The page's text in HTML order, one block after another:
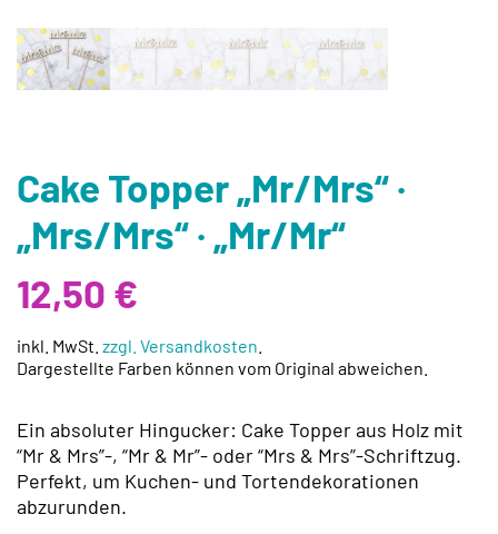
Cake Topper „Mr/Mrs“ ·
„Mrs/Mrs“ · „Mr/Mr“
12,50 €
inkl. MwSt. zzgl. Versandkosten
Dargestellte Farben können vom Original abweichen.
Ein absoluter Hingucker: Cake Topper aus Holz mit
“Mr & Mrs”-, “Mr & Mr”- oder “Mrs & Mrs”-Schriftzug.
Perfekt, um Kuchen- und Tortendekorationen
abzurunden.